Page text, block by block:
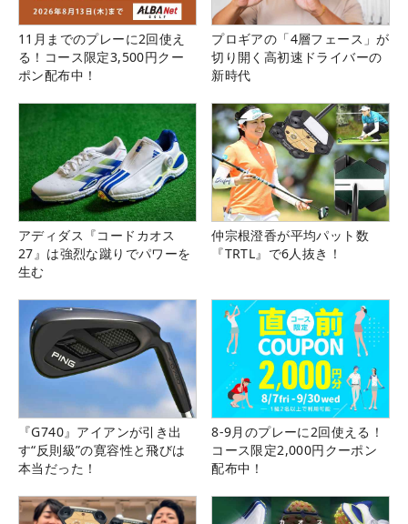
11月までのプレーに2回使え
る！コース限定3,500円クー
ポン配布中！
プロギアの「4層フェース」が
切り開く高初速ドライバーの
新時代
アディダス『コードカオス
27』は強烈な蹴りでパワーを
生む
仲宗根澄香が平均パット数
『TRTL』で6人抜き！
『G740』アイアンが引き出
す“反則級”の寛容性と飛びは
本当だった！
8-9月のプレーに2回使える！
コース限定2,000円クーポン
配布中！